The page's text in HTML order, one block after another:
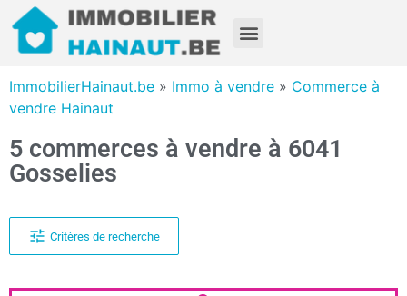
ImmobilierHainaut.be » Immo à vendre » Commerce à
vendre Hainaut
5 commerces à vendre à 6041
Gosselies
Critères de recherche